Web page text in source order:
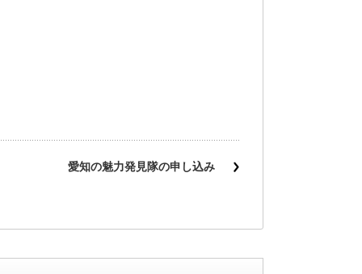
愛知の魅力発見隊の申し込み